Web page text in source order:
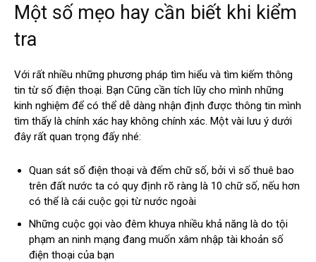
Một số mẹo hay cần biết khi kiểm
tra
Với rất nhiều những phương pháp tìm hiểu và tìm kiếm thông
tin từ số điện thoại. Bạn Cũng cần tích lũy cho mình những
kinh nghiệm để có thể dễ dàng nhận định được thông tin mình
tìm thấy là chính xác hay không chính xác. Một vài lưu ý dưới
đây rất quan trọng đấy nhé:
Quan sát số điện thoại và đếm chữ số, bởi vì số thuê bao
trên đất nước ta có quy định rõ ràng là 10 chữ số, nếu hơn
có thể là cái cuộc gọi từ nước ngoài
Những cuộc gọi vào đêm khuya nhiều khả năng là do tội
phạm an ninh mạng đang muốn xâm nhập tài khoản số
điện thoại của bạn